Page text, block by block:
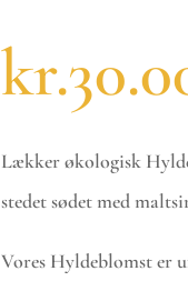
kr.
Lækker økologisk
stedet sødet med
Vores Hyldeblomst er